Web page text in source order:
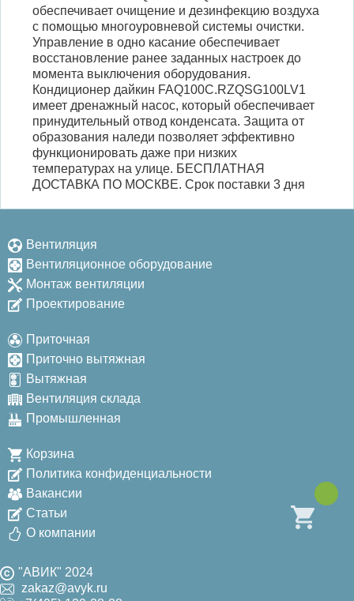
обеспечивает очищение и дезинфекцию воздуха
с помощью многоуровневой системы очистки.
Управление в одно касание обеспечивает
восстановление ранее заданных настроек до
момента выключения оборудования.
Кондиционер дайкин FAQ100C.RZQSG100LV1
имеет дренажный насос, который обеспечивает
принудительный отвод конденсата. Защита от
образования наледи позволяет эффективно
функционировать даже при низких
температурах на улице. БЕСПЛАТНАЯ
ДОСТАВКА ПО МОСКВЕ. Срок поставки 3 дня
Вентиляция
Вентиляционное оборудование
Монтаж вентиляции
Проектирование
Приточная
Приточно вытяжная
Вытяжная
Вентиляция склада
Промышленная
Корзина
Политика конфиденциальности
Вакансии
Статьи
О компании
"АВИК" 2024
zakaz@avyk.ru